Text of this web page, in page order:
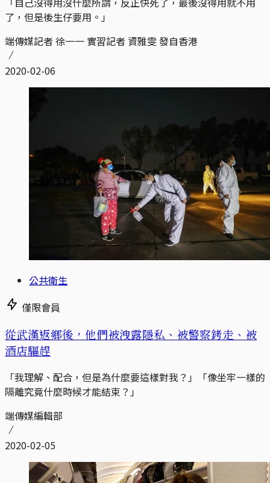
了，但是後生仔要用。」
端傳媒記者 徐一一 實習記者 資雅雯 發自香港
2020-02-06
公共衛生
僅限會員
從武漢返鄉後，他們被洩露隱私、被警察銬走、被
酒店驅趕
「我理解、配合，但是為什麼要這樣對我？」「像坐牢一樣的
隔離究竟什麼時候才能結束？」
端傳媒編輯部
2020-02-05